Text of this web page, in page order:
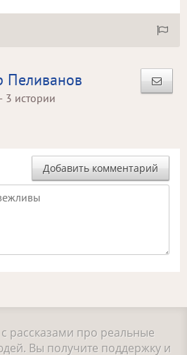

Пеливанов
истории
Добавить комментарий
рассказами про реальные
Вы получите поддержку и